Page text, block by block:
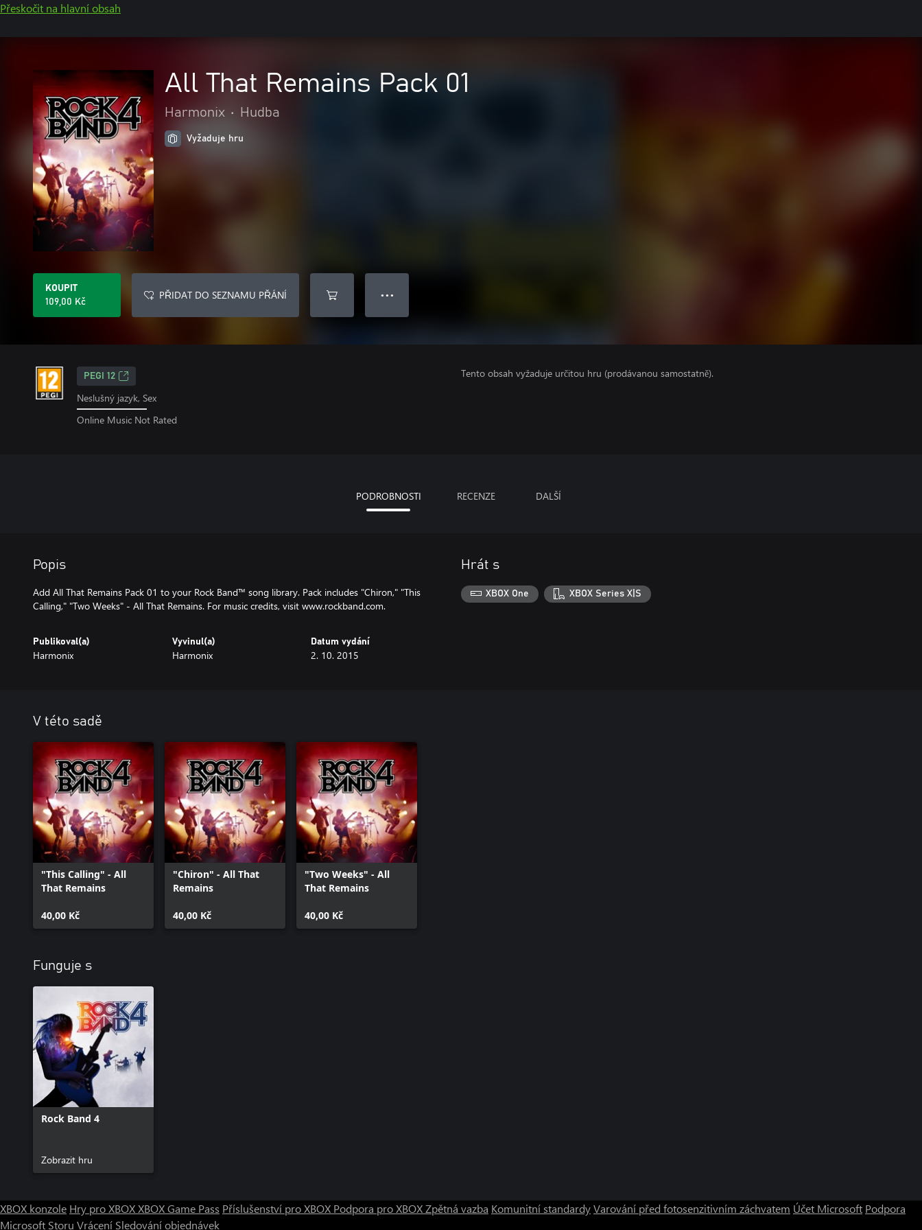
Přeskočit na hlavní obsah
All That Remains Pack 01
Harmonix • Hudba
Vyžaduje hru
KOUPIT
109,00 Kč
PŘIDAT DO SEZNAMU PŘÁNÍ ● ● ●
PEGI 12
Neslušný jazyk, Sex
Online Music Not Rated
Tento obsah vyžaduje určitou hru (prodávanou samostatně).
PODROBNOSTI RECENZE DALŠÍ
Popis
Add All That Remains Pack 01 to your Rock Band™ song library. Pack includes "Chiron," "This
Calling," "Two Weeks" - All That Remains. For music credits, visit www.rockband.com.
Publikoval(a)
Harmonix
Vyvinul(a)
Harmonix
Datum vydání
2. 10. 2015
Hrát s
XBOX One XBOX Series X|S
V této sadě
"This Calling" - All
That Remains
40,00 Kč
"Chiron" - All That
Remains
40,00 Kč
"Two Weeks" - All
That Remains
40,00 Kč
Funguje s
Rock Band 4
Zobrazit hru
XBOX konzole Hry pro XBOXXBOX Game Pass Příslušenství pro XBOX Podpora pro XBOXZpětná vazba Komunitní standardyVarování před fotosenzitivním záchvatem Účet Microsoft Podpora
Microsoft Storu Vrácení Sledování objednávek